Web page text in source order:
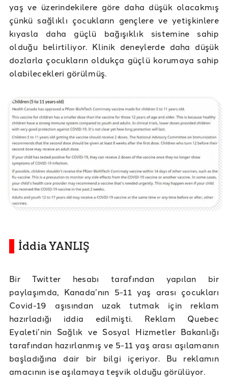
yaş ve üzerindekilere göre daha düşük olacakmış
çünkü sağlıklı çocukların gençlere ve yetişkinlere
kıyasla daha güçlü bağışıklık sistemine sahip
olduğu belirtiliyor. Klinik deneylerde daha düşük
dozlarla çocukların oldukça güçlü korumaya sahip
olabilecekleri görülmüş.
İddia YANLIŞ
Bir Twitter hesabı tarafından yapılan bir
paylaşımda, Kanada’nın 5-11 yaş arası çocukları
Covid-19 aşısından uzak tutmak için reklam
hazırladığı iddia edilmişti. Reklam Quebec
Eyaleti’nin Sağlık ve Sosyal Hizmetler Bakanlığı
tarafından hazırlanmış ve 5-11 yaş arası aşılamanın
başladığına dair bir bilgi içeriyor. Bu reklamın
amacının ise aşılamaya teşvik olduğu görülüyor.